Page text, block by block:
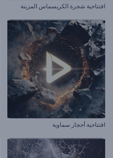
افتتاحية شجرة الكريسماس المزينة
افتتاحية أحجار سماوية